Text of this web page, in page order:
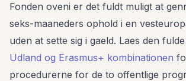
Fonden oveni er det fuldt muligt at
seks-maaneders ophold i en
uden at sette sig i gaeld. Laes den
Udland og Erasmus+ kombinationen
procedurerne for de to offentlige